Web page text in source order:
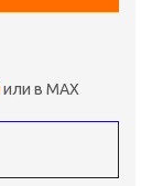
или в MAX